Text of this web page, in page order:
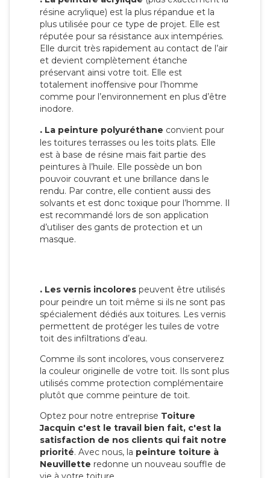
résine acrylique) est la plus répandue et la
plus utilisée pour ce type de projet. Elle est
réputée pour sa résistance aux intempéries.
Elle durcit très rapidement au contact de l’air
et devient complètement étanche
préservant ainsi votre toit. Elle est
totalement inoffensive pour l’homme
comme pour l’environnement en plus d’être
inodore.
. La peinture polyuréthane convient pour
les toitures terrasses ou les toits plats. Elle
est à base de résine mais fait partie des
peintures à l’huile. Elle possède un bon
pouvoir couvrant et une brillance dans le
rendu. Par contre, elle contient aussi des
solvants et est donc toxique pour l’homme. Il
est recommandé lors de son application
d’utiliser des gants de protection et un
masque.
. Les vernis incolores peuvent être utilisés
pour peindre un toit même si ils ne sont pas
spécialement dédiés aux toitures. Les vernis
permettent de protéger les tuiles de votre
toit des infiltrations d’eau.
Comme ils sont incolores, vous conserverez
la couleur originelle de votre toit. Ils sont plus
utilisés comme protection complémentaire
plutôt que comme peinture de toit.
Optez pour notre entreprise Toiture
Jacquin c'est le travail bien fait, c'est la
satisfaction de nos clients qui fait notre
priorité. Avec nous, la peinture toiture à
Neuvillette redonne un nouveau souffle de